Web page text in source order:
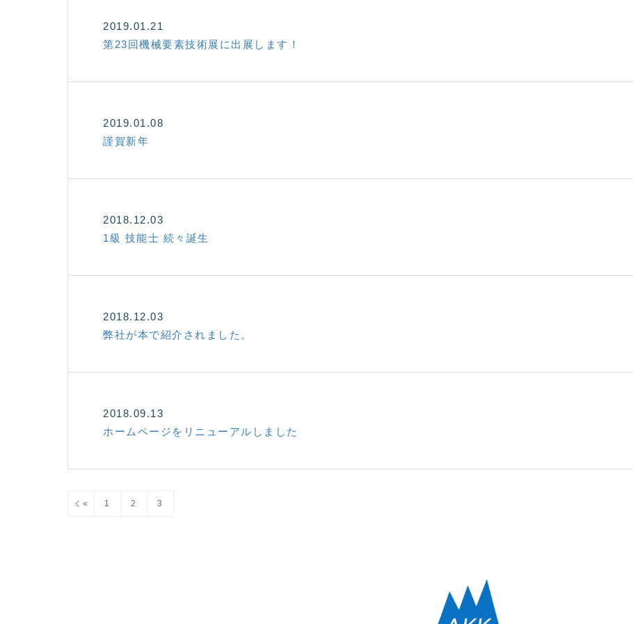
2019.01.21
第23回機械要素技術展に出展します！
2019.01.08
謹賀新年
2018.12.03
1級 技能士 続々誕生
2018.12.03
弊社が本で紹介されました。
2018.09.13
ホームページをリニューアルしました
« 1 2 3